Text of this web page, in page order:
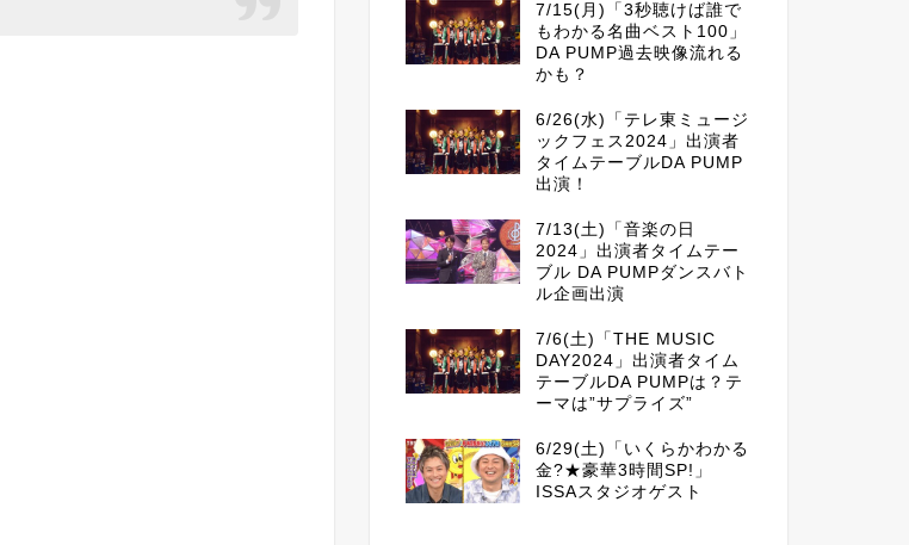
7/15(月)「3秒聴けば誰で
もわかる名曲ベスト100」
DA PUMP過去映像流れる
かも？
6/26(水)「テレ東ミュージ
ックフェス2024」出演者
タイムテーブルDA PUMP
出演！
7/13(土)「音楽の日
2024」出演者タイムテー
ブル DA PUMPダンスバト
ル企画出演
7/6(土)「THE MUSIC
DAY2024」出演者タイム
テーブルDA PUMPは？テ
ーマは”サプライズ”
6/29(土)「いくらかわかる
金?★豪華3時間SP!」
ISSAスタジオゲスト